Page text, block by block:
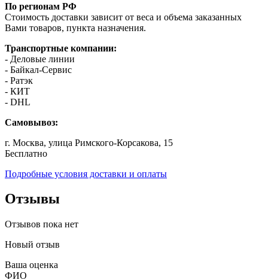
По регионам РФ
Стоимость доставки зависит от веса и объема заказанных
Вами товаров, пункта назначения.
Транспортные компании:
- Деловые линии
- Байкал-Сервис
- Ратэк
- КИТ
- DHL
Самовывоз:
г. Москва, улица Римского-Корсакова, 15
Бесплатно
Подробные условия доставки и оплаты
Отзывы
Отзывов пока нет
Новый отзыв
Ваша оценка
ФИО